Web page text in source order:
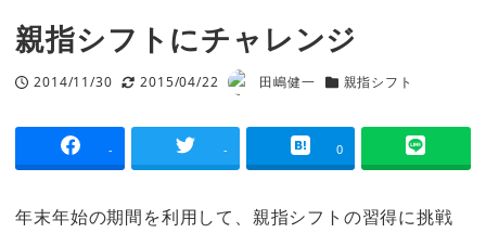
親指シフトにチャレンジ
投稿日
2014/11/30
更新日
2015/04/22
著
田嶋健一
カテゴリー
親指シフト
- - 0
年末年始の期間を利用して、親指シフトの習得に挑戦